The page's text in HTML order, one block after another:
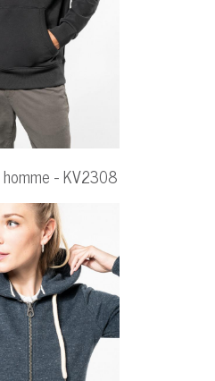
- KV2308